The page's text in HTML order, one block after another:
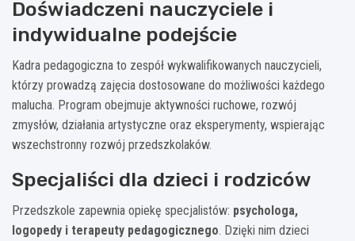
Doświadczeni nauczyciele i
indywidualne podejście
Kadra pedagogiczna to zespół wykwalifikowanych nauczycieli,
którzy prowadzą zajęcia dostosowane do możliwości każdego
malucha. Program obejmuje aktywności ruchowe, rozwój
zmysłów, działania artystyczne oraz eksperymenty, wspierając
wszechstronny rozwój przedszkolaków.
Specjaliści dla dzieci i rodziców
Przedszkole zapewnia opiekę specjalistów: psychologa,
logopedy i terapeuty pedagogicznego. Dzięki nim dzieci